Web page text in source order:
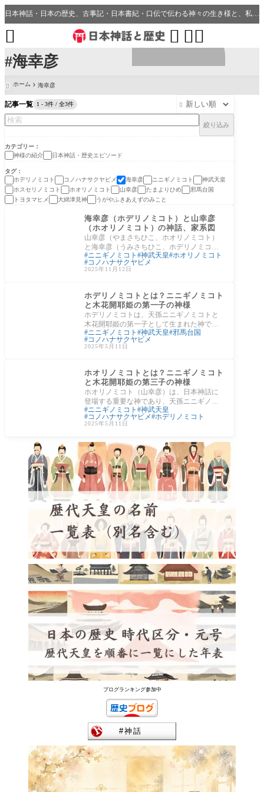
#海幸彦
日本神話・日本の歴史、古事記・日本書紀・口伝で伝わる神々の生き様と、私たちの分野・生活、開運、神社との繋がり
 

 ホーム 海幸彦
記事一覧 1 - 3件 / 全3件 
絞り込み
カテゴリー
神様の紹介
日本神話・歴史エピソード
タグ
ホデリノミコト
コノハナサクヤビメ 海幸彦 ニニギノミコト
神武天皇
ホスセリノミコト
ホオリノミコト 山幸彦 たまよりひめ
邪馬台国
トヨタマヒメ
大綿津見神 うがやふきあえずのみこと
神様の紹介
海幸彦（ホデリノミコト）と山幸彦
（ホオリノミコト）の神話、家系図
山幸彦（やまさちひこ、ホオリノミコト）
と海幸彦（うみさちひこ、ホデリノミコ
ト）の物語は、『古事記』にも『日本書
紀』にも載
ニニギノミコト 神武天皇 ホオリノミコト
コノハナサクヤビメ
2025年11月12日
ホデリノミコトとは？ニニギノミコト
と木花開耶姫の第一子の神様
ホデリノミコトは、天孫ニニギノミコトと
木花開耶姫の第一子として生まれた神であ
り、漁業の神・航海の神として知られてい
ます。
ニニギノミコト 神武天皇 邪馬台国
コノハナサクヤビメ
2025年5月11日
ホオリノミコトとは？ニニギノミコト
と木花開耶姫の第三子の神様
ホオリノミコト（山幸彦）は、日本神話に
登場する重要な神であり、天孫ニニギノミ
コトと木花開耶姫の子として生まれまし
た。兄と
ニニギノミコト
神武天皇
コノハナサクヤビメ ホデリノミコト
2025年5月11日
ブログランキング参加中